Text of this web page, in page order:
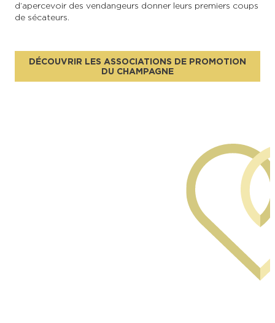
d’apercevoir des vendangeurs donner leurs premiers coups
de sécateurs.
DÉCOUVRIR LES ASSOCIATIONS DE PROMOTION
DU CHAMPAGNE